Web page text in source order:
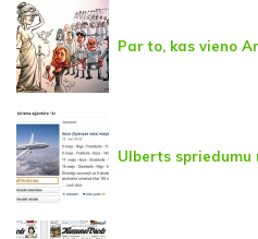
Par to, kas vieno
Ulberts spriedumu